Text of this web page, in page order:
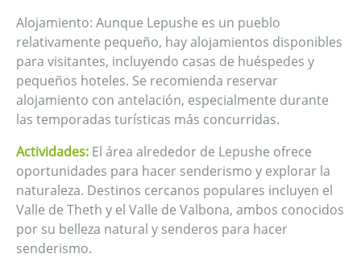
Alojamiento: Aunque Lepushe es un pueblo
relativamente pequeño, hay alojamientos disponibles
para visitantes, incluyendo casas de huéspedes y
pequeños hoteles. Se recomienda reservar
alojamiento con antelación, especialmente durante
las temporadas turísticas más concurridas.
Actividades: El área alrededor de Lepushe ofrece
oportunidades para hacer senderismo y explorar la
naturaleza. Destinos cercanos populares incluyen el
Valle de Theth y el Valle de Valbona, ambos conocidos
por su belleza natural y senderos para hacer
senderismo.